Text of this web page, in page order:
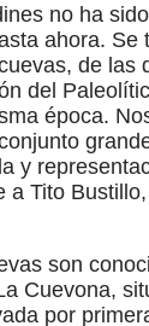
no ha
ahora. Se
de las
del
época.
y
a Tito
son
Cuevona,
por